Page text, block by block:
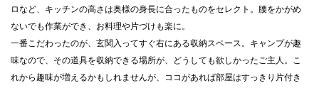
ロなど、キッチンの高さは奥様の身長に合ったものをセレクト。腰をかがめ
ないでも作業ができ、お料理や片づけも楽に。
一番こだわったのが、玄関入ってすぐ右にある収納スペース。キャンプが趣
味なので、その道具を収納できる場所が、どうしても欲しかったご主人。こ
れから趣味が増えるかもしれませんが、ココがあれば部屋はすっきり片付き